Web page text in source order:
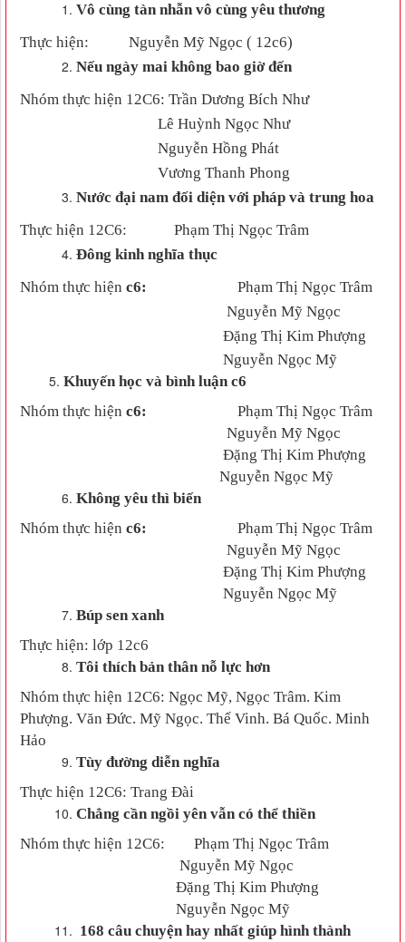
Vô cùng tàn nhẫn vô cùng yêu thương
Thực hiện: Nguyễn Mỹ Ngọc ( 12c6)
Nếu ngày mai không bao giờ đến
Nhóm thực hiện 12C6: Trần Dương Bích Như
Lê Huỳnh Ngọc Như
Nguyễn Hồng Phát
Vương Thanh Phong
Nước đại nam đối diện với pháp và trung hoa
Thực hiện 12C6: Phạm Thị Ngọc Trâm
Đông kinh nghĩa thục
Nhóm thực hiện c6: Phạm Thị Ngọc Trâm
Nguyễn Mỹ Ngọc
Đặng Thị Kim Phượng
Nguyễn Ngọc Mỹ
Khuyến học và bình luận c6
Nhóm thực hiện c6: Phạm Thị Ngọc Trâm
Nguyễn Mỹ Ngọc
Đặng Thị Kim Phượng
Nguyễn Ngọc Mỹ
Không yêu thì biến
Nhóm thực hiện c6: Phạm Thị Ngọc Trâm
Nguyễn Mỹ Ngọc
Đặng Thị Kim Phượng
Nguyễn Ngọc Mỹ
Búp sen xanh
Thực hiện: lớp 12c6
Tôi thích bản thân nỗ lực hơn
Nhóm thực hiện 12C6: Ngọc Mỹ, Ngọc Trâm. Kim
Phượng. Văn Đức. Mỹ Ngọc. Thế Vinh. Bá Quốc. Minh
Hảo
Tùy đường diễn nghĩa
Thực hiện 12C6: Trang Đài
Chẳng cần ngồi yên vẫn có thể thiền
Nhóm thực hiện 12C6: Phạm Thị Ngọc Trâm
Nguyễn Mỹ Ngọc
Đặng Thị Kim Phượng
Nguyễn Ngọc Mỹ
168 câu chuyện hay nhất giúp hình thành